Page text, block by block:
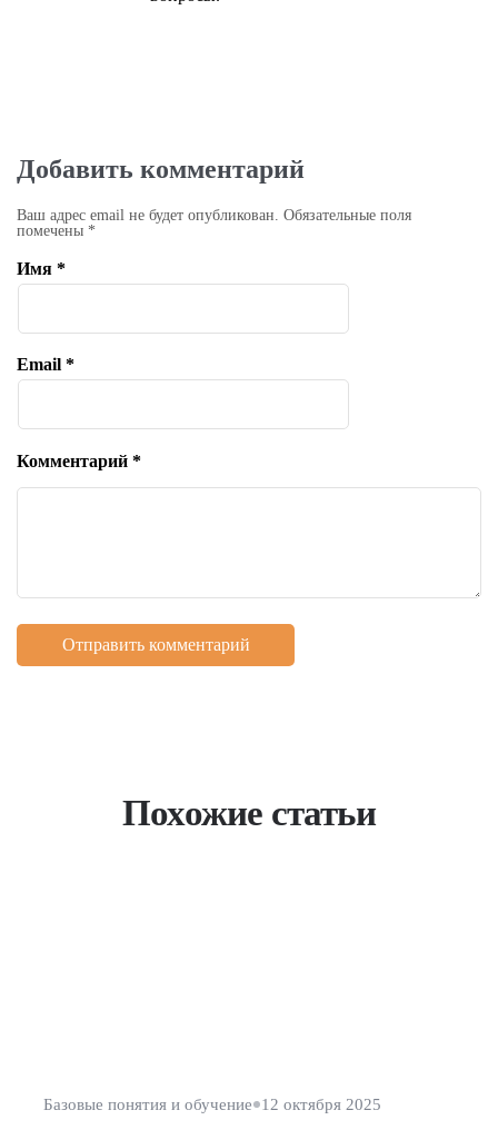
Добавить комментарий
Ваш адрес email не будет опубликован. Обязательные поля
помечены *
Имя *
Email *
Комментарий *
Похожие статьи
Базовые понятия и обучение 12 октября 2025